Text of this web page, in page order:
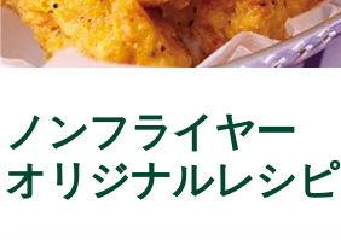
ノンフライヤー
オリジナルレシピ